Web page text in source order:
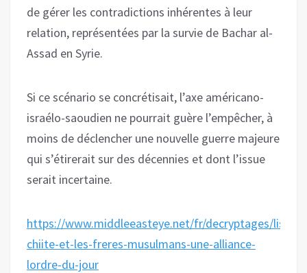
de gérer les contradictions inhérentes à leur
relation, représentées par la survie de Bachar al-
Assad en Syrie.
Si ce scénario se concrétisait, l’axe américano-
israélo-saoudien ne pourrait guère l’empêcher, à
moins de déclencher une nouvelle guerre majeure
qui s’étirerait sur des décennies et dont l’issue
serait incertaine.
https://www.middleeasteye.net/fr/decryptages/lislam-
chiite-et-les-freres-musulmans-une-alliance-
lordre-du-jour